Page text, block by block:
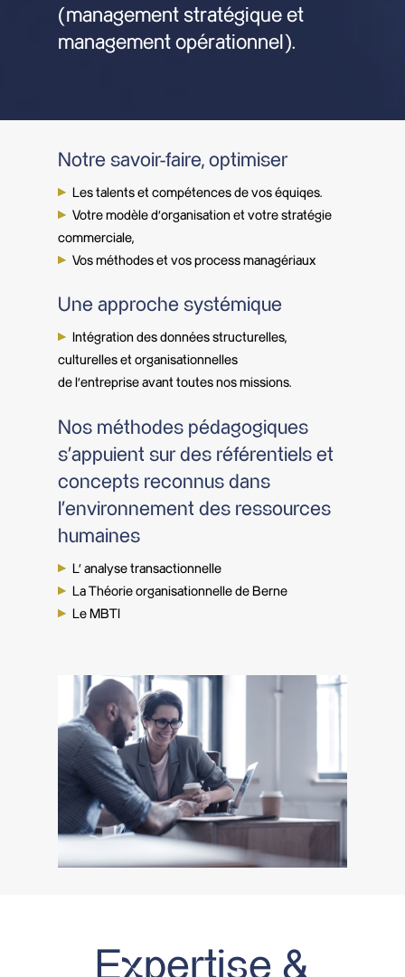
(management stratégique et
management opérationnel).
Notre savoir-faire, optimiser
Les talents et compétences de vos équiqes.
Votre modèle d’organisation et votre stratégie
commerciale,
Vos méthodes et vos process managériaux
Une approche systémique
Intégration des données structurelles,
culturelles et organisationnelles
de l’entreprise avant toutes nos missions.
Nos méthodes pédagogiques
s’appuient sur des référentiels et
concepts reconnus dans
l’environnement des ressources
humaines
L’ analyse transactionnelle
La Théorie organisationnelle de Berne
Le MBTI
Expertise &